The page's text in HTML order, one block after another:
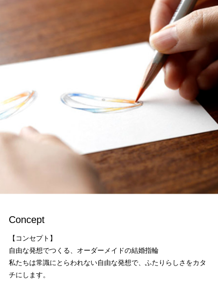
Concept
【コンセプト】
自由な発想でつくる、オーダーメイドの結婚指輪
私たちは常識にとらわれない自由な発想で、ふたりらしさをカタ
チにします。